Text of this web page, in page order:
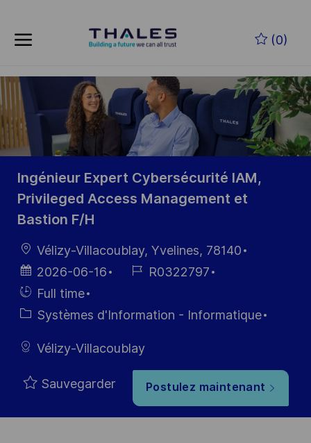
(0)
-
Ingénieur Expert Cybersécurité IAM,
Privileged Access Management et
Bastion F/H
localisation
Vélizy-Villacoublay, Yvelines, 78140
Date
d’affichage
2026-06-16
Référence
R0322797
Hiring
Type
Full time
Catégorie
Systèmes d'Information - Informatique
Vélizy-Villacoublay
Sauvegarder Postulez maintenant